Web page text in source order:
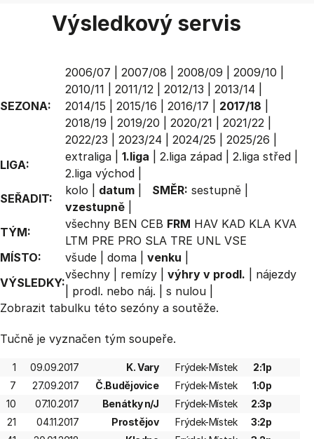
Výsledkový servis
SEZONA:
2006/07 2007/08 2008/09 2009/10
2010/11
2011/12 2012/13 2013/14
2014/15
2015/16 2016/17 2017/18
2018/19
2019/20 2020/21 2021/22
2022/23
2023/24 2024/25 2025/26
LIGA:
extraliga 1.liga 2.liga západ 2.liga střed
2.liga východ
SEŘADIT:
kolo datum SMĚR: sestupně
vzestupně
TÝM:
všechny BEN CEB FRM HAV KAD KLA KVA
LTM PRE PRO SLA TRE UNL VSE
MÍSTO:
všude doma venku
VÝSLEDKY:
všechny remízy výhry v prodl.
nájezdy
prodl. nebo náj. s nulou
Zobrazit tabulku této sezóny a soutěže.
Tučně je vyznačen tým soupeře.
1 09.09.2017 K. Vary Frýdek-Místek
2:1p
7
27.09.2017 Č.Budějovice Frýdek-Místek
1:0p
10
07.10.2017 Benátky n/J Frýdek-Místek
2:3p
21
04.11.2017 Prostějov Frýdek-Místek
3:2p